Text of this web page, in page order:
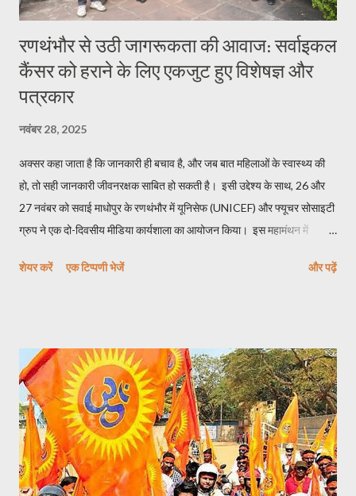
रणथंभौर से उठी जागरूकता की आवाज: सर्वाइकल
कैंसर को हराने के लिए एकजुट हुए विशेषज्ञ और
पत्रकार
नवंबर 28, 2025
अक्सर कहा जाता है कि जानकारी ही बचाव है, और जब बात महिलाओं के स्वास्थ्य की
हो, तो सही जानकारी जीवनरक्षक साबित हो सकती है। इसी उद्देश्य के साथ, 26 और
27 नवंबर को सवाई माधोपुर के रणथंभौर में यूनिसेफ (UNICEF) और फ्यूचर सोसाइटी
ग्रुप ने एक दो-दिवसीय मीडिया कार्यशाला का आयोजन किया। इस महामंथन में
(गर्भाशय ग्रीवा का कैंसर) लाइलाज नहीं है, बस हमें समय रहते जागना होगा ।"
होती हैं। इसका सबसे बड़ा कारण जानकारी का अभाव और शर्म है, जिसके चलते
महिलाएं डॉक्टर के पास तब पहुंचती हैं जब बहुत देर हो चुकी होती है। भारत में सर्वाइकल
कैंसर की वजह से हर दिन लगभग 200 महिलाएं इस दुनिया को छोड़कर चली जाती है।
यानी हमारे देश में हर 8 मिनट में एक महिला इस रोग के कार...
शेयर करें एक टिप्पणी भेजें और पढ़ें